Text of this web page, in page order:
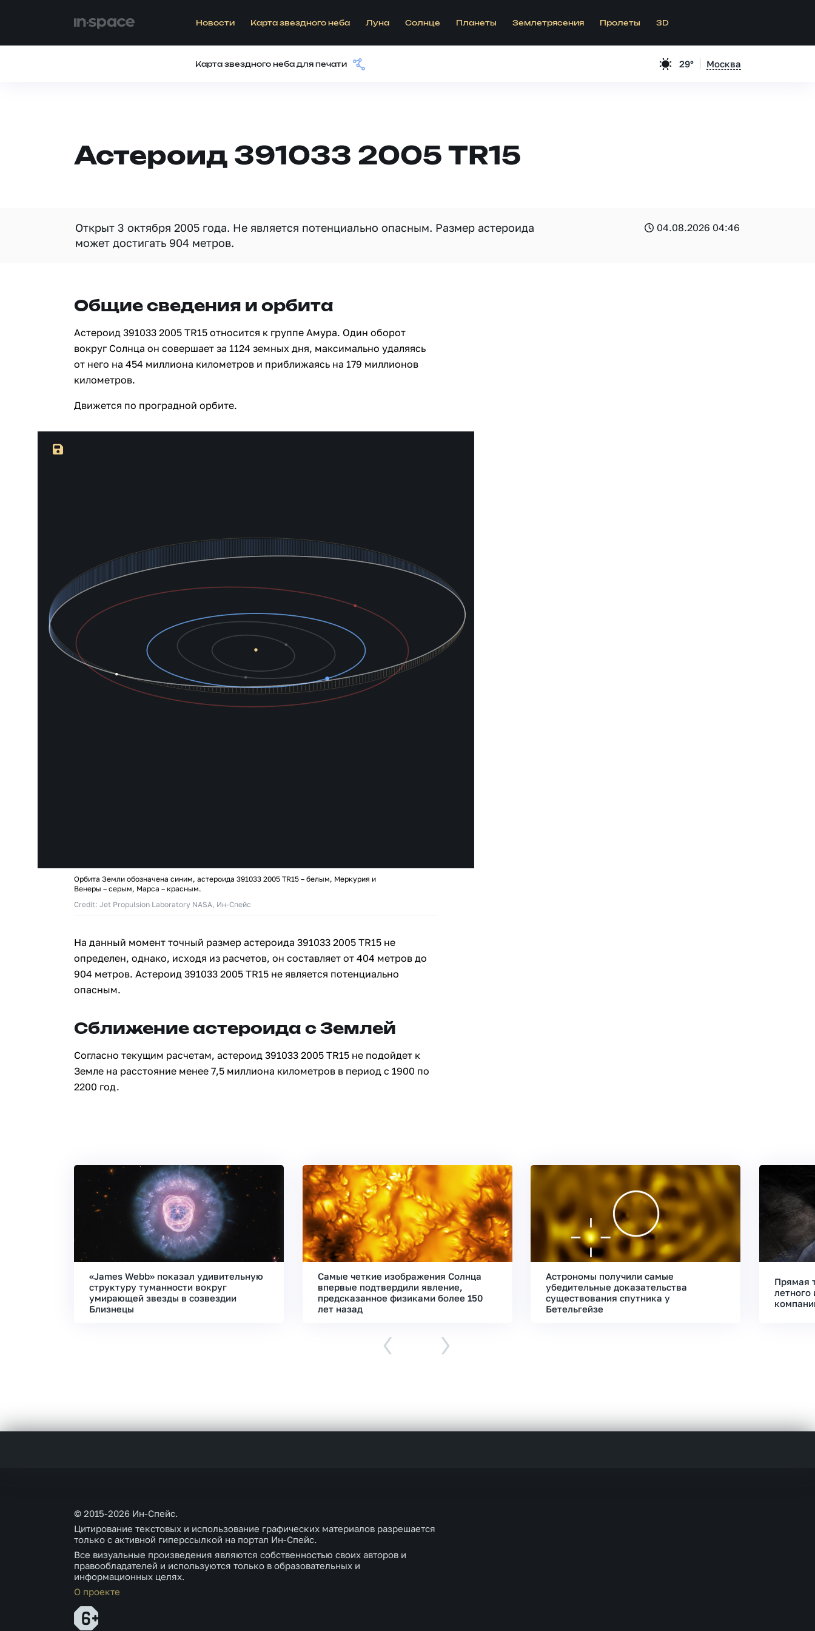
Новости Карта звездного неба Луна Солнце Планеты Землетрясения Пролеты 3D
Карта звездного неба для печати 29° Москва
Астероид 391033 2005 TR15
Открыт 3 октября 2005 года. Не является потенциально опасным. Размер астероида
может достигать 904 метров.
04.08.2026 04:46
Общие сведения и орбита
Астероид 391033 2005 TR15 относится к группе Амура. Один оборот
вокруг Солнца он совершает за 1124 земных дня, максимально удаляясь
от него на 454 миллиона километров и приближаясь на 179 миллионов
километров.
Движется по проградной орбите.
Орбита Земли обозначена синим, астероида 391033 2005 TR15 – белым, Меркурия и
Венеры – серым, Марса – красным.
Credit: Jet Propulsion Laboratory NASA, Ин-Спейс
На данный момент точный размер астероида 391033 2005 TR15 не
определен, однако, исходя из расчетов, он составляет от 404 метров до
904 метров. Астероид 391033 2005 TR15 не является потенциально
опасным.
Сближение астероида с Землей
Согласно текущим расчетам, астероид 391033 2005 TR15 не подойдет к
Земле на расстояние менее 7,5 миллиона километров в период с 1900 по
2200 год.
«James Webb» показал удивительную
структуру туманности вокруг
умирающей звезды в созвездии
Близнецы
Самые четкие изображения Солнца
впервые подтвердили явление,
предсказанное физиками более 150
лет назад
Астрономы получили самые
убедительные доказательства
существования спутника у
Бетельгейзе
Прямая
летного
‹ ›
© 2015-2026 Ин-Спейс.
Цитирование текстовых и использование графических материалов разрешается
только с активной гиперссылкой на портал Ин-Спейс.
Все визуальные произведения являются собственностью своих авторов и
правообладателей и используются только в образовательных и
информационных целях.
О проекте